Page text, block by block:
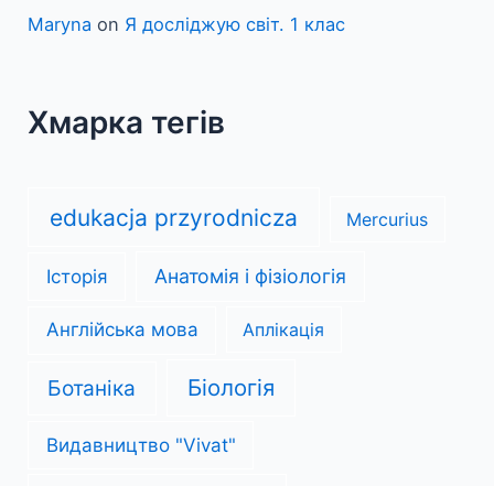
Maryna on Я досліджую світ. 1 клас
Хмарка тегів
edukacja przyrodnicza Mercurius
Історія Анатомія і фізіологія
Англійська мова Аплікація
Ботаніка Біологія
Видавництво "Vivat"